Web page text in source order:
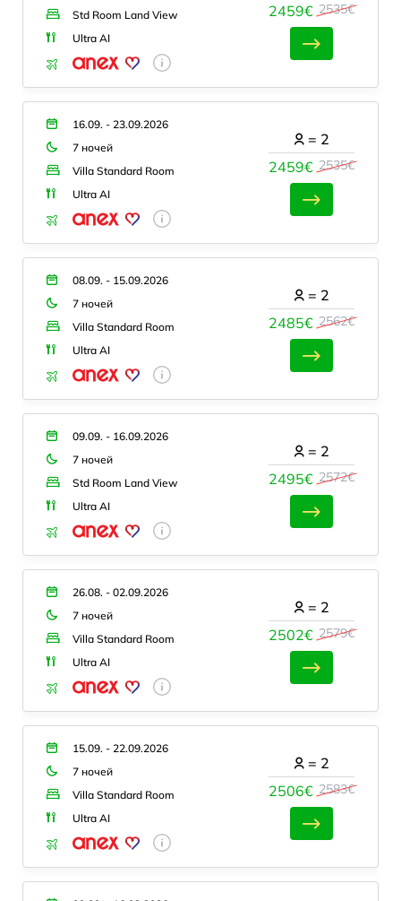
Std Room Land View
Ultra AI
2459€ 2535€
16.09. - 23.09.2026
7 ночей
Villa Standard Room
Ultra AI
2459€ 2535€
= 2
08.09. - 15.09.2026
7 ночей
Villa Standard Room
Ultra AI
2485€ 2562€
= 2
09.09. - 16.09.2026
7 ночей
Std Room Land View
Ultra AI
2495€ 2572€
= 2
26.08. - 02.09.2026
7 ночей
Villa Standard Room
Ultra AI
2502€ 2579€
= 2
15.09. - 22.09.2026
7 ночей
Villa Standard Room
Ultra AI
2506€ 2583€
= 2